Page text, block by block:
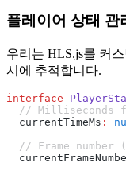
플레이어 상태 관
우리는 HLS.js를 커
시에 추적합니다.
interface
// Milliseconds
  currentTimeMs
:
// Frame number